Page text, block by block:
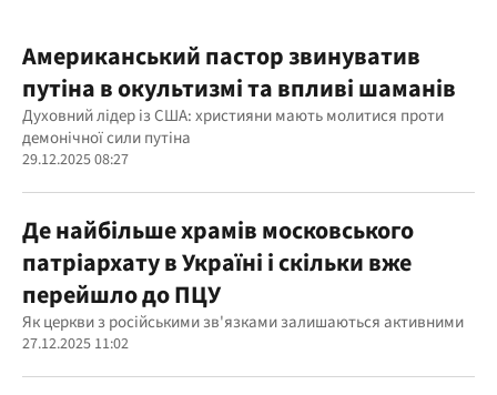
Американський пастор звинуватив
путіна в окультизмі та впливі шаманів
Духовний лідер із США: християни мають молитися проти
демонічної сили путіна
29.12.2025 08:27
Де найбільше храмів московського
патріархату в Україні і скільки вже
перейшло до ПЦУ
Як церкви з російськими зв'язками залишаються активними
27.12.2025 11:02